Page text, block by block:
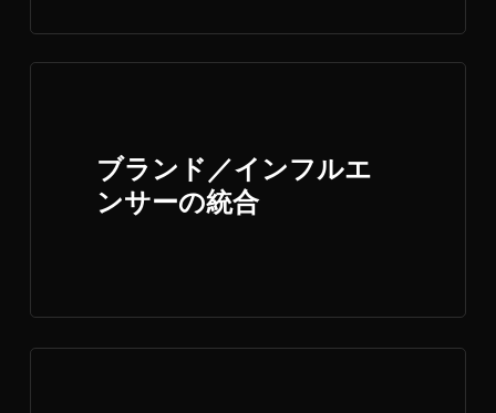
ブランド／インフルエ
ンサーの統合